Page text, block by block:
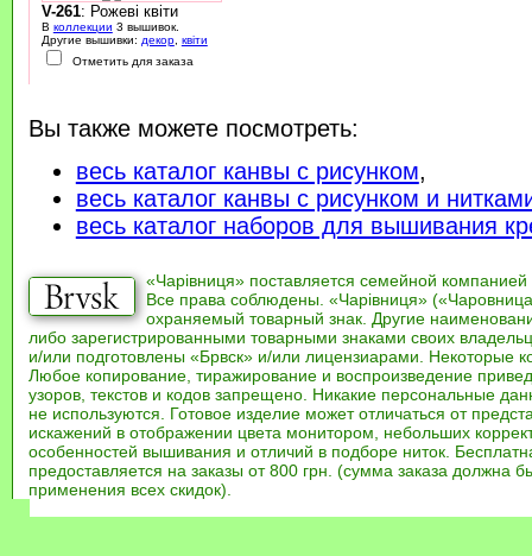
V-261: Рожеві квіти
В коллекции 3 вышивок.
Другие вышивки: декор, квіти
Отметить для заказа
Вы также можете посмотреть:
весь каталог канвы с рисунком,
весь каталог канвы с рисунком и
весь каталог наборов для вышивания
«Чарівниця» поставляется семейной компанией
Все права соблюдены. «Чарівниця»
охраняемый товарный знак. Другие
либо зарегистрированными товарными знаками своих
и/или подготовлены «Брвск» и/или лицензиарами. Некоторые
Любое копирование, тиражирование и воспроизведение
узоров, текстов и кодов запрещено. Никакие персональные
не используются. Готовое изделие может отличаться от
искажений в отображении цвета монитором, небольших
особенностей вышивания и отличий в подборе ниток.
предоставляется на заказы от 800 грн. (сумма заказа должна
применения всех скидок).